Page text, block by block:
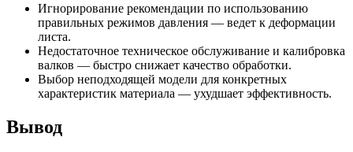
Игнорирование рекомендации по использованию
правильных режимов давления — ведет к деформации
листа.
Недостаточное техническое обслуживание и калибровка
валков — быстро снижает качество обработки.
Выбор неподходящей модели для конкретных
характеристик материала — ухудшает эффективность.
Вывод